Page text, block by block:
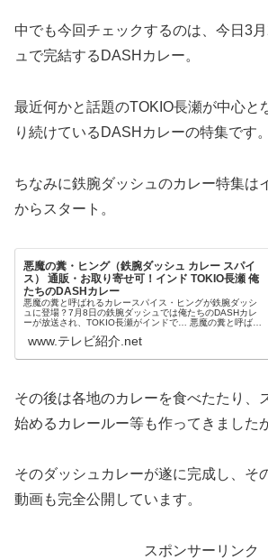
中でも今回チェックするのは、今日3
ュで完結するDASHカレー。
最近何かと話題のTOKIO長瀬が中心と
り続けているDASHカレーの特集です。
ちなみに鉄腕ダッシュのカレー特集は
からスタート。
悪魔の糞・ヒング（鉄腕ダッシュ カレー スパイ
ス） 通販・お取り寄せ可！インド TOKIO長瀬 俺
たちのDASHカレー
悪魔の糞と呼ばれるカレースパイス・ヒングが鉄腕ダッシ
ュに登場？7月8日の鉄腕ダッシュでは俺たちのDASHカレ
ーが放送され、TOKIO長瀬がインドで… 悪魔の糞と呼ばれ
いう香辛料を見つけ...
www.テレビ紹介.net
その後は各地のカレーを食べたたり、
始めるカレールー等も作ってきました
そのダッシュカレーが遂に完成し、そ
動画も完全公開しています。
スポンサーリンク